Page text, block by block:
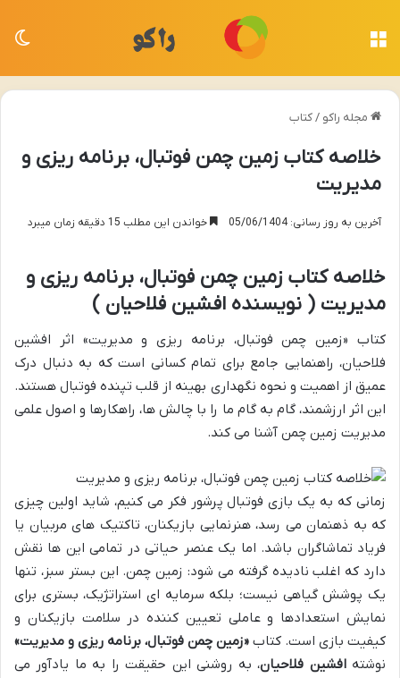
مجله راکو /کتاب
خلاصه کتاب زمین چمن فوتبال، برنامه ریزی و
مدیریت
آخرین به روز رسانی: 05/06/1404 خواندن این مطلب 15 دقیقه زمان میبرد
خلاصه کتاب زمین چمن فوتبال، برنامه ریزی و
مدیریت ( نویسنده افشین فلاحیان )
کتاب «زمین چمن فوتبال، برنامه ریزی و مدیریت» اثر افشین
فلاحیان، راهنمایی جامع برای تمام کسانی است که به دنبال درک
عمیق از اهمیت و نحوه نگهداری بهینه از قلب تپنده فوتبال هستند.
این اثر ارزشمند، گام به گام ما را با چالش ها، راهکارها و اصول علمی
مدیریت زمین چمن آشنا می کند.
زمانی که به یک بازی فوتبال پرشور فکر می کنیم، شاید اولین چیزی
که به ذهنمان می رسد، هنرنمایی بازیکنان، تاکتیک های مربیان یا
فریاد تماشاگران باشد. اما یک عنصر حیاتی در تمامی این ها نقش
دارد که اغلب نادیده گرفته می شود: زمین چمن. این بستر سبز، تنها
یک پوشش گیاهی نیست؛ بلکه سرمایه ای استراتژیک، بستری برای
نمایش استعدادها و عاملی تعیین کننده در سلامت بازیکنان و
کیفیت بازی است. کتاب «زمین چمن فوتبال، برنامه ریزی و مدیریت»
نوشتهافشین فلاحیان، به روشنی این حقیقت را به ما یادآور می